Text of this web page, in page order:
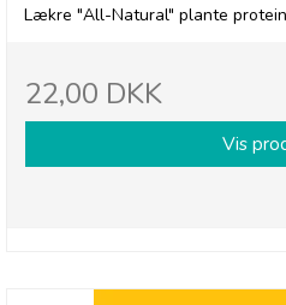
Lækre "All-Natural" plante
22,00 DKK
Vis